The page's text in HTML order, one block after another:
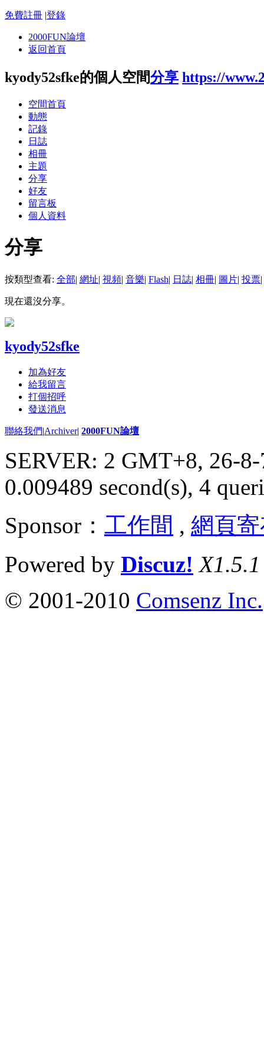
免費註冊 |登錄
2000FUN論壇
返回首頁
kyody52sfke的個人空間分享 https://
空間首頁
動態
記錄
日誌
相冊
主題
分享
好友
留言板
個人資料
分享
按類型查看: 全部| 網址| 視頻| 音樂| Flash| 日誌| 相冊| 圖片| 投票|
現在還沒分享。
kyody52sfke
加為好友
給我留言
打個招呼
發送消息
聯絡我們|Archiver| 2000FUN論壇
SERVER: 2 GMT+8, 26-
0.009489 second(s), 4
Sponsor： 工作間 , 網頁
Powered by Discuz! X1.5.1
© 2001-2010 Comsenz Inc.